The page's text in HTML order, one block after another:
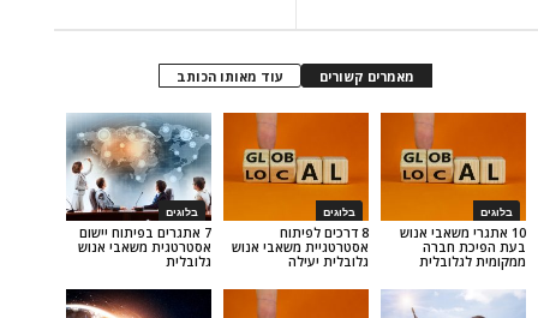
עוד מאותו הכותב
7 אתגרים בפיתוח יישום
אסטרטגית משאבי אנוש
גלובלית
8 דרכים לפיתוח
אסטרטגיית משאבי אנוש
גלובלית יעילה
אנוש